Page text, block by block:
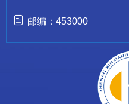
邮编：453000